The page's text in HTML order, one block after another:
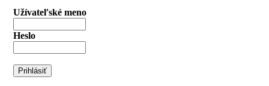
Užívateľské meno
Heslo